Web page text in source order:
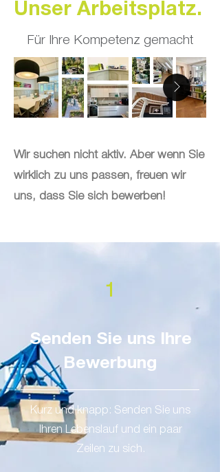
Unser Arbeitsplatz.
Für Ihre Kompetenz gemacht
Wir suchen nicht aktiv. Aber wenn Sie
wirklich zu uns passen, freuen wir
uns, dass Sie sich bewerben!
1
Senden Sie uns Ihre
Bewerbung
Kurz und knapp: Senden Sie uns
Ihren Lebenslauf und ein paar
Zeilen zu sich.